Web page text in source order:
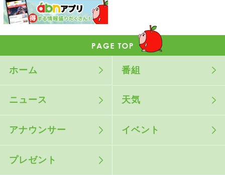
ホーム 番組
ニュース 天気
アナウンサー イベント
プレゼント